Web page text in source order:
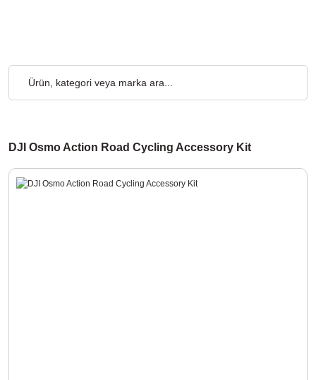
DJI Osmo Action Road Cycling Accessory Kit